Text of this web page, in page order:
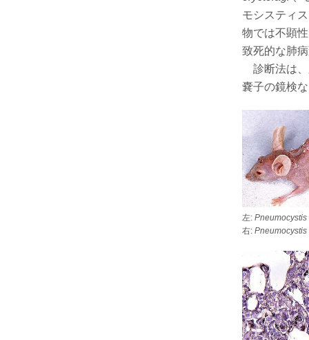
モシスティ
物では不顕
致死的な肺
診断法は、
嚢子の鏡検
左: Pneumocystis
右: Pneumocystis